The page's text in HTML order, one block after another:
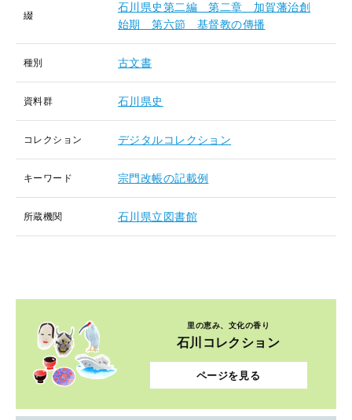
綴
石川県史第二編 第二章 加賀藩治創
始期 第六節 基督教の傳播
種別 古文書
資料群 石川県史
コレクション デジタルコレクション
キーワード 宗門改帳の記載例
所蔵機関 石川県立図書館
里の恵み、文化の香り
石川コレクション
ページを見る